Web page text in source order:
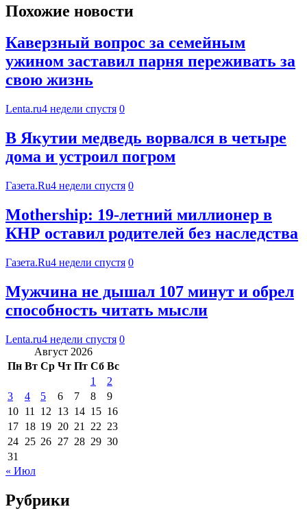
Похожие новости
Каверзный вопрос за семейным
ужином заставил парня переживать за
свою жизнь
Lenta.ru4 недели спустя 0
В Якутии медведь ворвался в четыре
дома и устроил погром
Газета.Ru4 недели спустя 0
Mothership: 19-летний миллионер в
КНР оставил родителей без наследства
Газета.Ru4 недели спустя 0
Мужчина не дышал 107 минут и обрел
способность читать мысли
Lenta.ru4 недели спустя 0
Август 2026
Пн Вт Ср Чт Пт Сб Вс
1
2
3
4 5 6 7 8
9
10 11 12 13 14 15 16
17 18 19 20 21 22 23
24 25 26 27 28 29 30
31
« Июл
Рубрики